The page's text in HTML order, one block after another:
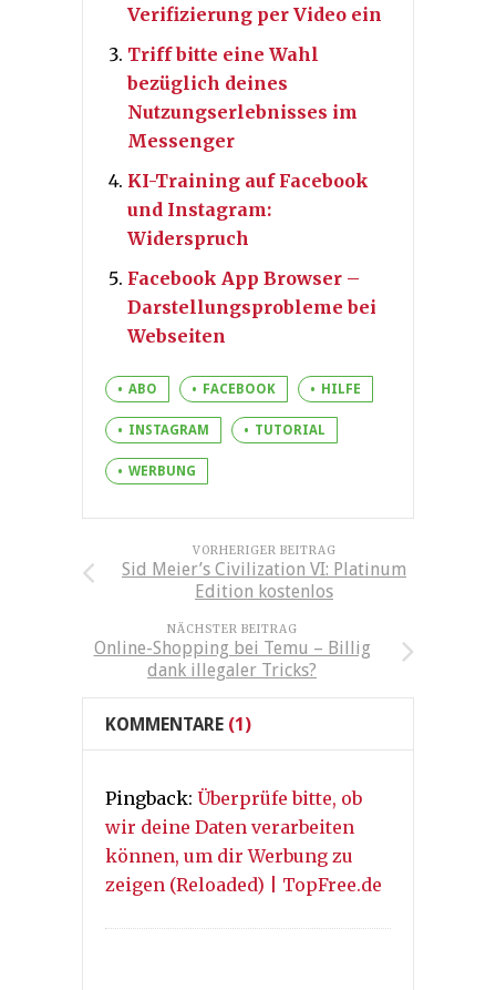
Verifizierung per Video ein
Triff bitte eine Wahl
bezüglich deines
Nutzungserlebnisses im
Messenger
KI-Training auf Facebook
und Instagram:
Widerspruch
Facebook App Browser –
Darstellungsprobleme bei
Webseiten
ABO FACEBOOK HILFE
INSTAGRAM TUTORIAL
WERBUNG
VORHERIGER BEITRAG
Sid Meier’s Civilization VI: Platinum
Edition kostenlos
NÄCHSTER BEITRAG
Online-Shopping bei Temu – Billig
dank illegaler Tricks?
KOMMENTARE (1)
Pingback: Überprüfe bitte, ob
wir deine Daten verarbeiten
können, um dir Werbung zu
zeigen (Reloaded) | TopFree.de